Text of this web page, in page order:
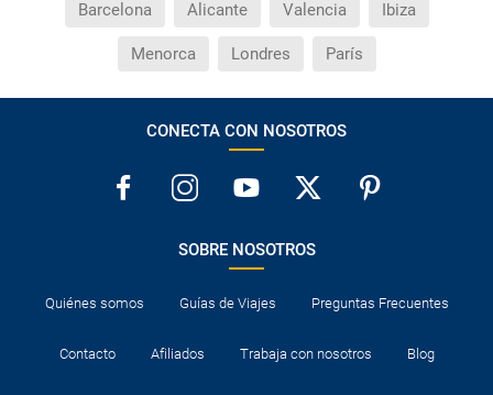
Barcelona Alicante Valencia Ibiza
Menorca Londres París
CONECTA CON NOSOTROS
SOBRE NOSOTROS
Quiénes somos Guías de Viajes Preguntas Frecuentes
Contacto Afiliados Trabaja con nosotros Blog